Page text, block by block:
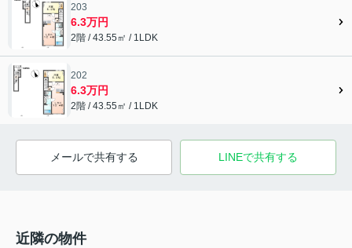
203
6.3万円
2階 / 43.55㎡ / 1LDK
202
6.3万円
2階 / 43.55㎡ / 1LDK
メールで共有する LINEで共有する
近隣の物件